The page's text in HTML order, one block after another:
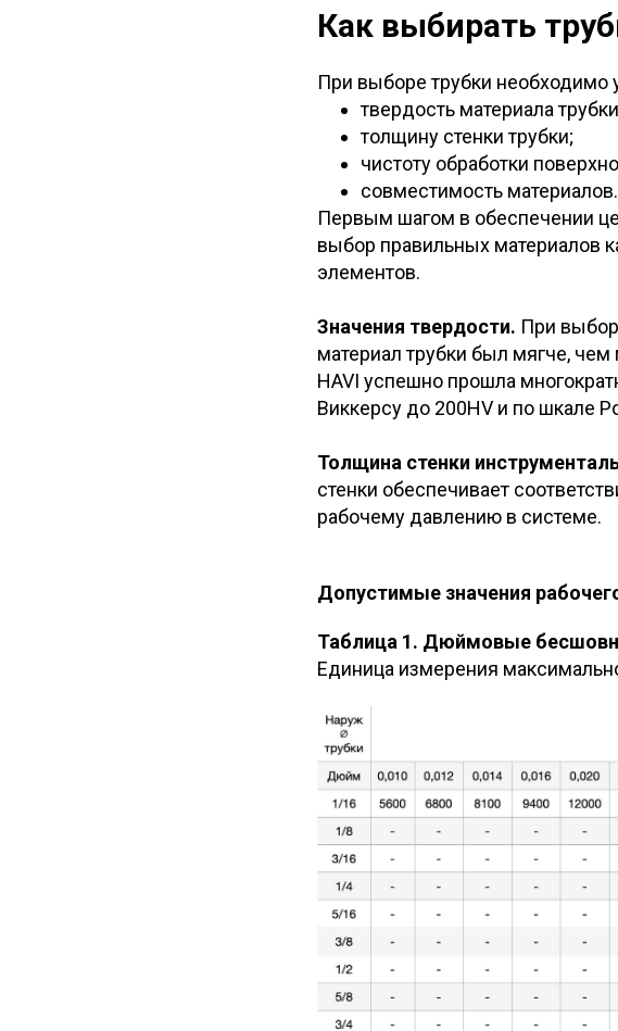
Как выбирать
При выборе трубки
твердость материала
толщину стенки трубки;
чистоту обработки
совместимость материалов.
Первым шагом в обеспечении
выбор правильных материалов
элементов.
Значения твердости. При
материал трубки был мягче,
HAVI успешно прошла
Виккерсу до 200HV и по шкале
Толщина стенки
стенки обеспечивает
рабочему давлению в системе.
Допустимые значения
Таблица 1. Дюймовые
Единица измерения